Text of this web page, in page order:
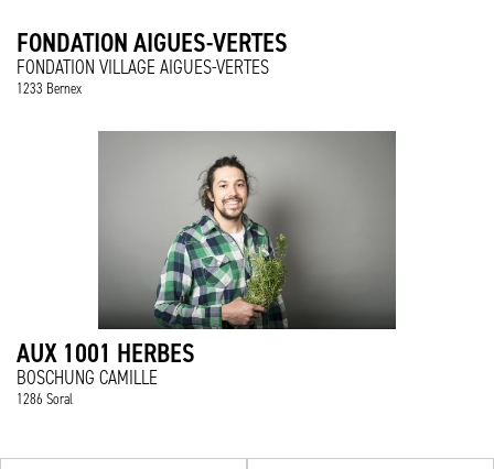
FONDATION AIGUES-VERTES
FONDATION VILLAGE AIGUES-VERTES
1233 Bernex
AUX 1001 HERBES
BOSCHUNG CAMILLE
1286 Soral